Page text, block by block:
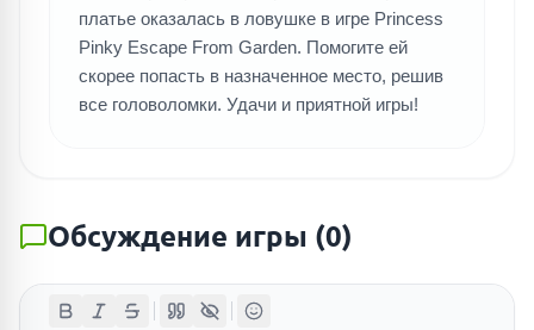
платье оказалась в ловушке в игре Princess
Pinky Escape From Garden. Помогите ей
скорее попасть в назначенное место, решив
все головоломки. Удачи и приятной игры!
Обсуждение игры (0)